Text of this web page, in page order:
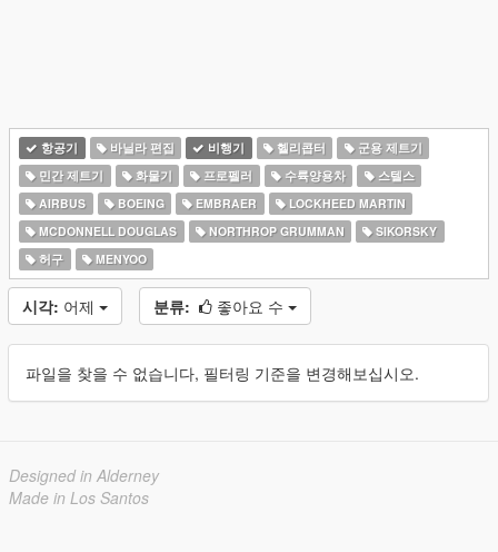
항공기 바닐라 편집 비행기 헬리콥터
군용 제트기
민간 제트기
화물기 프로펠러 수륙양용차
스텔스
AIRBUS
BOEING EMBRAER
LOCKHEED MARTIN
MCDONNELL DOUGLAS
NORTHROP GRUMMAN
SIKORSKY
허구
MENYOO
시각: 어제 분류: 좋아요 수
파일을 찾을 수 없습니다, 필터링 기준을 변경해보십시오.
Designed in Alderney
Made in Los Santos